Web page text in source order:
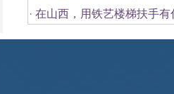
· 在山西，用铁艺楼梯扶手有